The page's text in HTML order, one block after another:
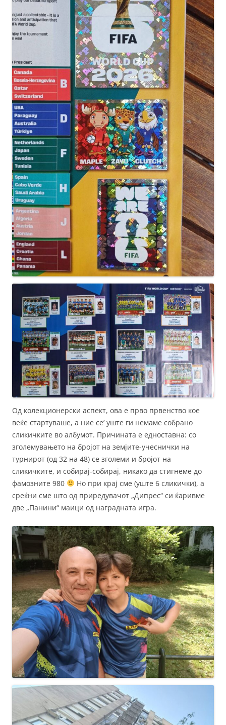
Од колекционерски аспект, ова е прво првенство кое
веќе стартуваше, а ние се’ уште ги немаме собрано
сликичките во албумот. Причината е едноставна: со
зголемувањето на бројот на земјите-учеснички на
турнирот (од 32 на 48) се зголеми и бројот на
сликичките, и собирај-собирај, никако да стигнеме до
фамозните 980
Но при крај сме (уште 6 сликички), а
среќни сме што од приредувачот „Дипрес“ си ќаривме
две „Панини“ маици од наградната игра.